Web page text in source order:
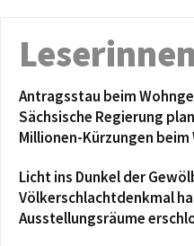
Antragsstau beim
Sächsische Regierung
Millionen-Kürzungen beim
Licht ins Dunkel der
Völkerschlachtdenkmal
Ausstellungsräume